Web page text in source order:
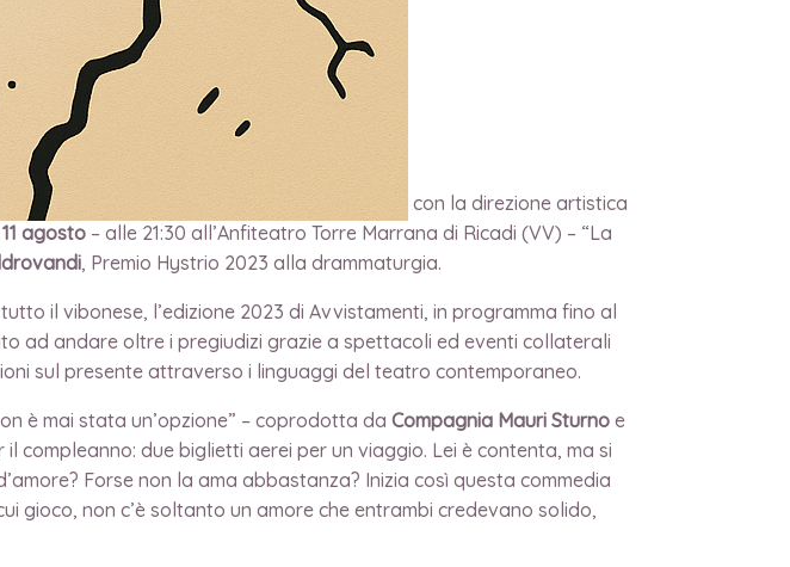
ideata dall’Associazione Avvistamenti con la direzione artistica
agosto – alle 21:30 all’Anfiteatro Torre Marrana di Ricadi (VV) – “La
, Premio Hystrio 2023 alla drammaturgia.
il vibonese, l’edizione 2023 di Avvistamenti, in programma fino al
ad andare oltre i pregiudizi grazie a spettacoli ed eventi collaterali
sul presente attraverso i linguaggi del teatro contemporaneo.
è mai stata un’opzione” – coprodotta da Compagnia Mauri Sturno e
compleanno: due biglietti aerei per un viaggio. Lei è contenta, ma si
Forse non la ama abbastanza? Inizia così questa commedia
gioco, non c’è soltanto un amore che entrambi credevano solido,